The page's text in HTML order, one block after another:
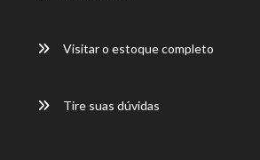
Visitar o estoque completo
Tire suas dúvidas